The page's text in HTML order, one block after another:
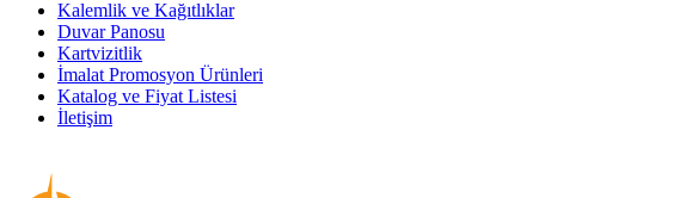
Kalemlik ve Kağıtlıklar
Duvar Panosu
Kartvizitlik
İmalat Promosyon Ürünleri
Katalog ve Fiyat Listesi
İletişim